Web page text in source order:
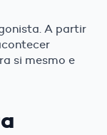
A partir
si mesmo e